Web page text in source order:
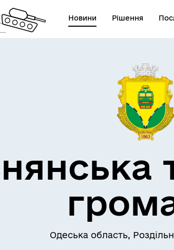
Новини Рішення
Одеська область,